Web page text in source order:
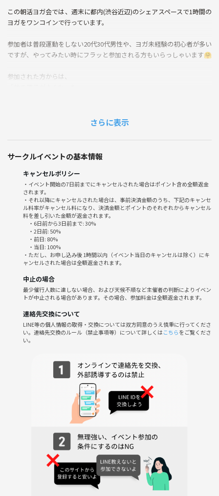
この朝活ヨガ会では、週末に都内(渋谷近辺)のシェアスペースで1時間の
ヨガをワンコインで行っています。
参加者は普段運動をしない20代30代男性や、ヨガ未経験の初心者が多い
ですが、やってみたい時にフラッと参加される方もいらっしゃいます🤗
参加された方からは、
を持った講師による栄養面や生活習慣などの専門的なアドバイスもさせ
ていただきます♪
私たちと一緒にヨガを楽しみませんか？😁
【朝活ヨガ会詳細】
日時 週末（土 or 日）
場所 都内レンタルスペース
※毎週変わるのでお問い合わせください♪
費用 500円
持ち物 着替え・水分・タオル・ヨガマット(無ければお貸しします)
満たなくても開催します！よろしくお願いします。
【ヨガ講師プロフィール】Mami
看護師・助産師。
助産師3年目にマタニティヨガの資格を取得。
帰国後は、ヨガを身近に感じてもらうため、幅広い方に初心者向けのヨ
ガを教えている。
さらに表示
サークルイベントの基本情報
キャンセルポリシー
・イベント開始の7日前までにキャンセルされた場合はポイント含め全額返金
されます。
・それ以降にキャンセルされた場合は、事前決済金額のうち、下記のキャンセ
ル料率がキャンセル料になり、決済金額とポイントのそれぞれからキャンセル
料を差し引いた金額が返金されます。
・6日前から3日前まで: 30%
・2日前: 50%
・前日: 80%
・当日: 100%
・ただし、お申し込み後 1時間以内（イベント当日のキャンセルは除く）にキ
ャンセルされた場合は全額返金されます。
中止の場合
最少催行人数に達しない場合、および天候不順など主催者の判断によりイベン
トが中止される場合があります。その場合、参加料金は全額返金されます。
連絡先交換について
LINE等の個人情報の取得・交換については双方同意のうえ慎重に行ってくださ
い。連絡先交換のルール（禁止事項等）について詳しくはこちらをご覧くださ
い。